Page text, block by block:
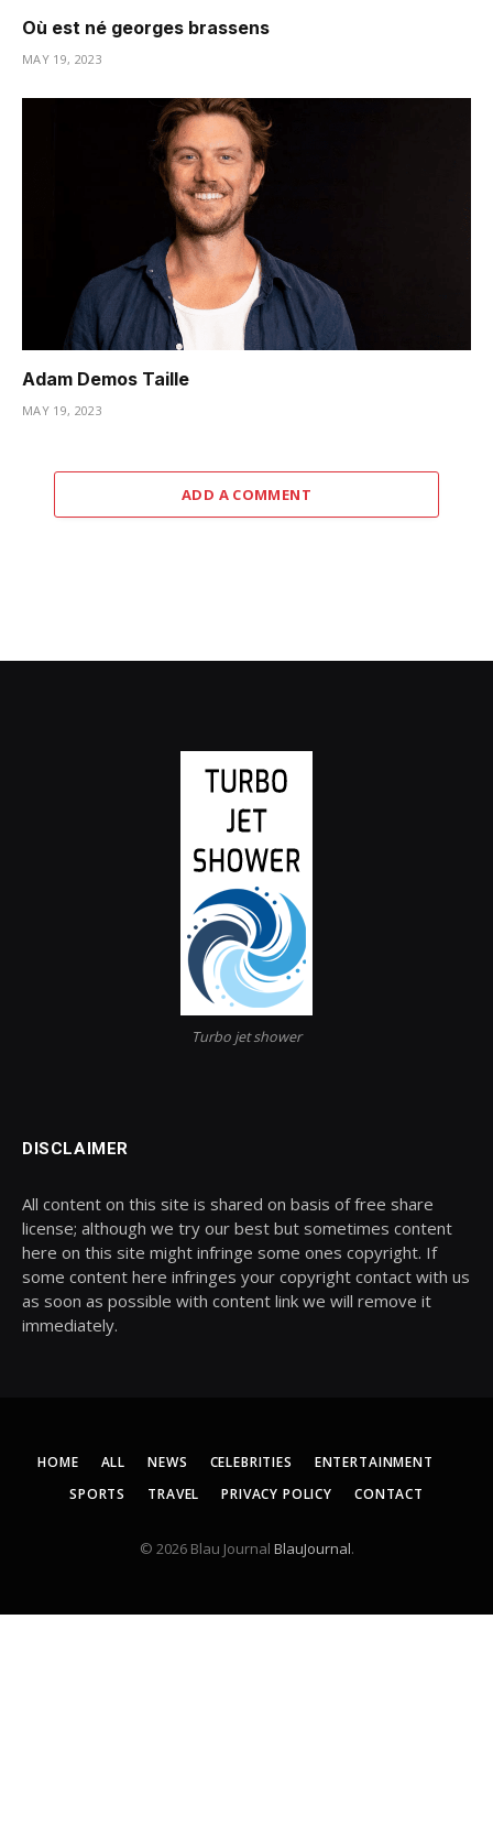
Où est né georges brassens
MAY 19, 2023
Adam Demos Taille
MAY 19, 2023
ADD A COMMENT
Turbo jet shower
DISCLAIMER
All content on this site is shared on basis of free share
license; although we try our best but sometimes content
here on this site might infringe some ones copyright. If
some content here infringes your copyright contact with us
as soon as possible with content link we will remove it
immediately.
HOME ALL NEWS CELEBRITIES
ENTERTAINMENT
SPORTS
TRAVEL PRIVACY POLICY CONTACT
© 2026 Blau Journal BlauJournal.